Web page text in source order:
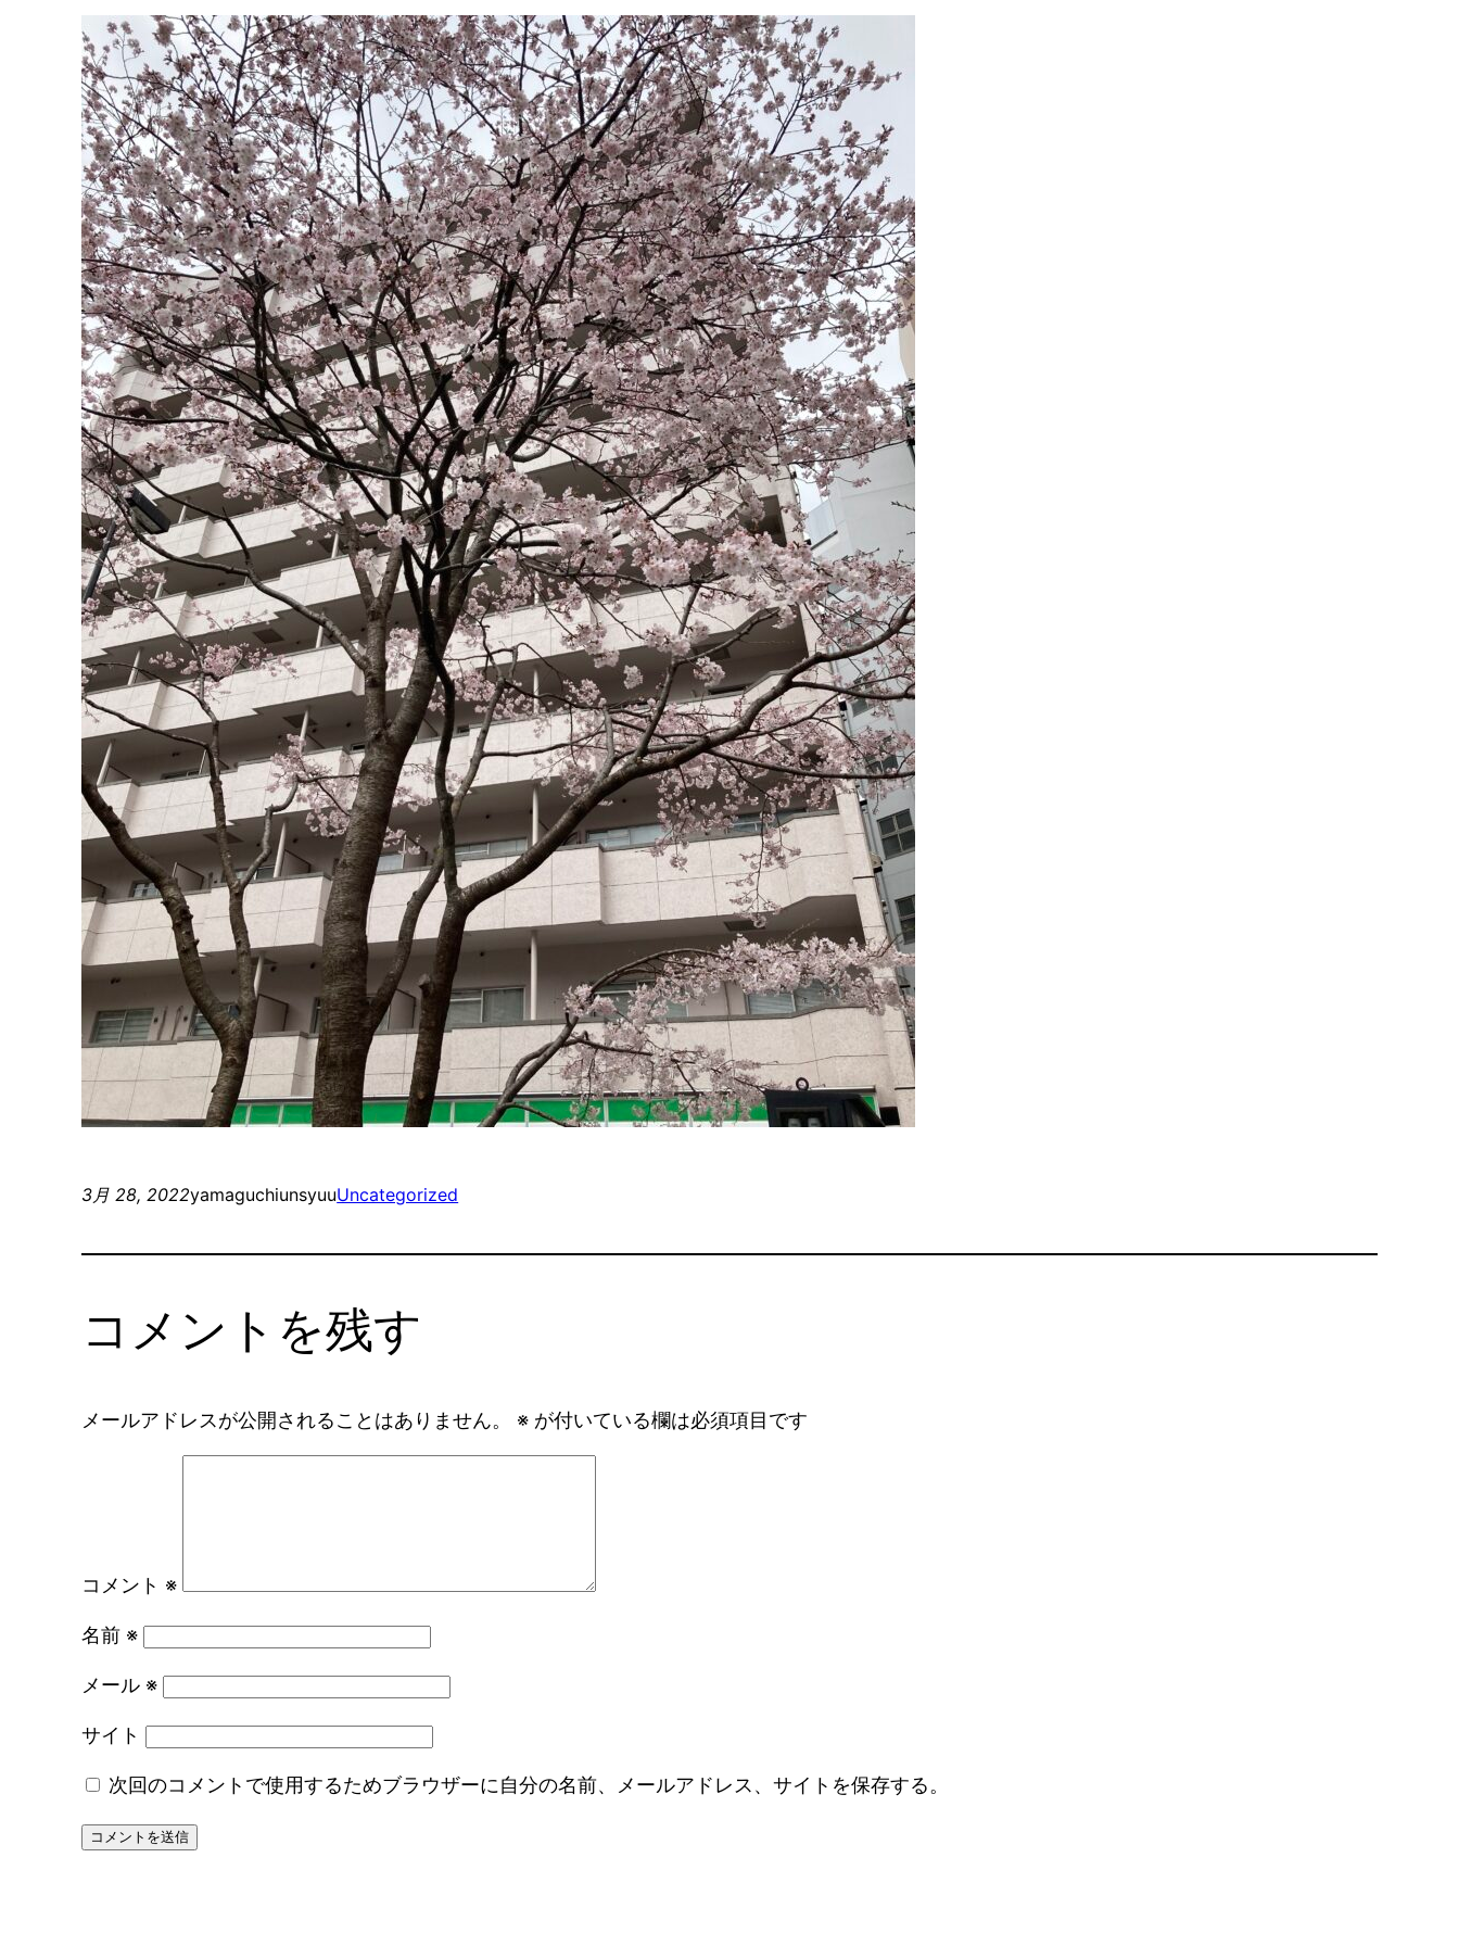
3月 28, 2022yamaguchiunsyuuUncategorized
コメントを残す
メールアドレスが公開されることはありません。 ※ が付いている欄は必須項目です
コメント ※
名前 ※
メール ※
サイト
次回のコメントで使用するためブラウザーに自分の名前、メールアドレス、サイトを保存する。